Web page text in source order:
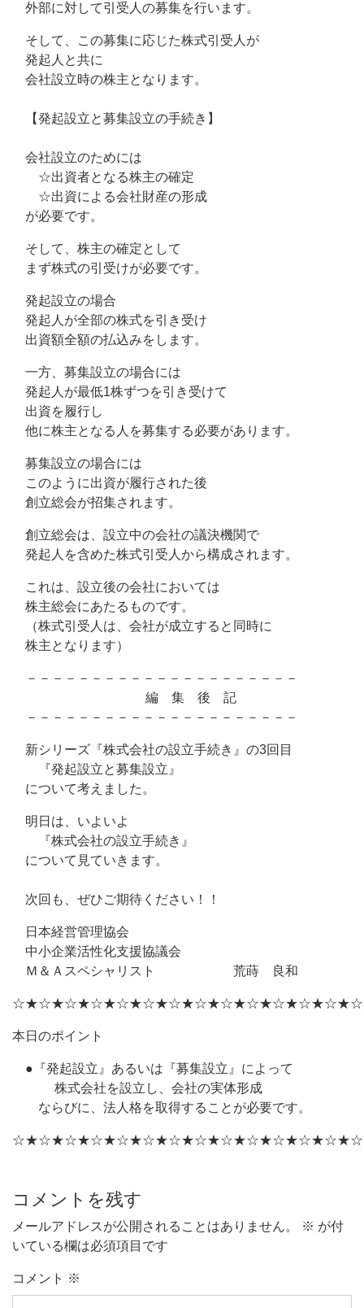
外部に対して引受人の募集を行います。
そして、この募集に応じた株式引受人が
発起人と共に
会社設立時の株主となります。
【発起設立と募集設立の手続き】
会社設立のためには
☆出資者となる株主の確定
☆出資による会社財産の形成
が必要です。
そして、株主の確定として
まず株式の引受けが必要です。
発起設立の場合
発起人が全部の株式を引き受け
出資額全額の払込みをします。
一方、募集設立の場合には
発起人が最低1株ずつを引き受けて
出資を履行し
他に株主となる人を募集する必要があります。
募集設立の場合には
このように出資が履行された後
創立総会が招集されます。
創立総会は、設立中の会社の議決機関で
発起人を含めた株式引受人から構成されます。
これは、設立後の会社においては
株主総会にあたるものです。
（株式引受人は、会社が成立すると同時に
株主となります）
－－－－－－－－－－－－－－－－－－－－－
編 集 後 記
－－－－－－－－－－－－－－－－－－－－－
新シリーズ『株式会社の設立手続き』の3回目
『発起設立と募集設立』
について考えました。
明日は、いよいよ
『株式会社の設立手続き』
について見ていきます。
次回も、ぜひご期待ください！！
日本経営管理協会
中小企業活性化支援協議会
Ｍ＆Ａスペシャリスト 荒蒔 良和
本日のポイント
●『発起設立』あるいは『募集設立』によって
株式会社を設立し、会社の実体形成
ならびに、法人格を取得することが必要です。
コメントを残す
メールアドレスが公開されることはありません。 ※ が付
いている欄は必須項目です
コメント ※